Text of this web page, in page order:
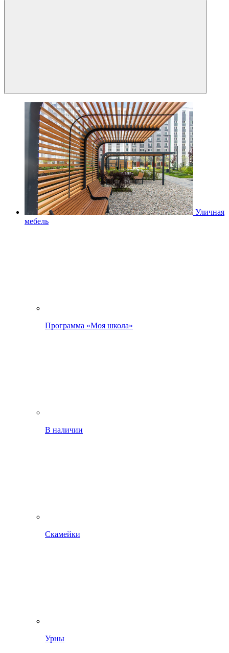
Уличная
мебель
Программа «Моя школа»
В наличии
Скамейки
Урны